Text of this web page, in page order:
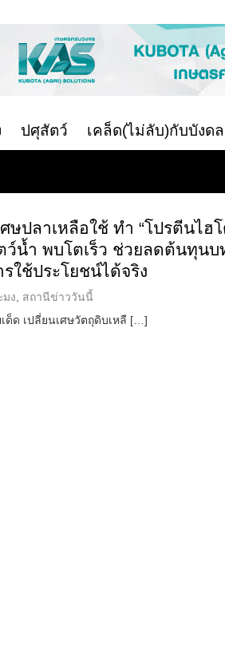
ปศุสัตว์ เคล็ด(ไม่ลับ)กับบังดล
ษปลาเหลือใช้ ทำ “โปรตีนไฮโ
ว์น้ำ พบโตเร็ว ช่วยลดต้นทุน
ใช้ประโยชน์ได้จริง
มง
สถานีข่าววันนี้
ด็ด เปลี่ยนเศษวัตถุดิบเหลื […]